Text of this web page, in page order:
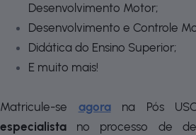
Desenvolvimento Motor;
Desenvolvimento e Controle
Didática do Ensino Superior;
E muito mais!
Matricule-se agorana Pós
especialista no processo de